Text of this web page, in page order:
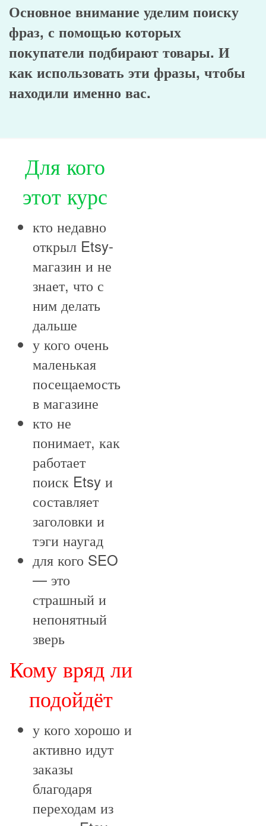
Основное внимание уделим поиску
фраз, с помощью которых
покупатели подбирают товары. И
как использовать эти фразы, чтобы
находили именно вас.
Для кого
этот курс
кто недавно
открыл Etsy-
магазин и не
знает, что с
ним делать
дальше
у кого очень
маленькая
посещаемость
в магазине
кто не
понимает, как
работает
поиск Etsy и
составляет
заголовки и
тэги наугад
для кого SEO
— это
страшный и
непонятный
зверь
Кому вряд ли
подойдёт
у кого хорошо и
активно идут
заказы
благодаря
переходам из